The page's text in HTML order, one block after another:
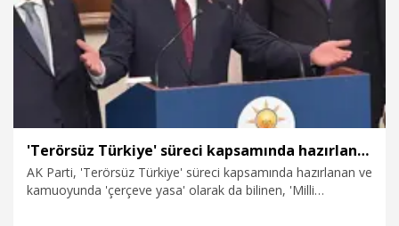
'Terörsüz Türkiye' süreci kapsamında hazırlanan kanun teklifi TBMM'de
AK Parti, 'Terörsüz Türkiye' süreci kapsamında hazırlanan ve
kamuoyunda 'çerçeve yasa' olarak da bilinen, 'Milli